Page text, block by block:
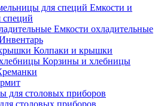
Емкости и
специй
Емкости охладительные
Колпаки и крышки
Корзины и хлебницы
столовых приборов